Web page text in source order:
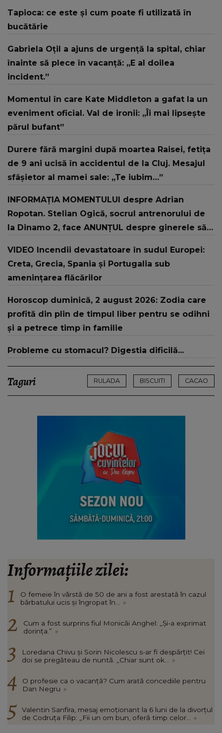
Tapioca: ce este și cum poate fi utilizată în
bucătărie
Gabriela Oțil a ajuns de urgență la spital, chiar
înainte să plece în vacanță: „E al doilea
incident.”
Momentul în care Kate Middleton a gafat la un
eveniment oficial. Val de ironii: „Îi mai lipsește
părul bufant”
Durere fără margini după moartea Raisei, fetița
de 9 ani ucisă în accidentul de la Cluj. Mesajul
sfâșietor al mamei sale: „Te iubim…”
INFORMAȚIA MOMENTULUI despre Adrian
Ropotan. Stelian Ogică, socrul antrenorului de
la Dinamo 2, face ANUNȚUL despre ginerele său:
VIDEO Incendii devastatoare în sudul Europei:
Creta, Grecia, Spania și Portugalia sub
amenințarea flăcărilor
Horoscop duminică, 2 august 2026: Zodia care
profită din plin de timpul liber pentru se odihni
și a petrece timp în familie
Probleme cu stomacul? Digestia dificilă...
Taguri RULADA BISCUITI CACAO
Informațiile zilei:
O femeie în vârstă de 50 de ani a fost arestată în cazul
bărbatului ucis și îngropat în...
»
Cum a fost surprins fiul Monicăi Anghel: „Și-a exprimat
dorința.” »
Loredana Chivu și Sorin Nicolescu s-ar fi despărțit! Cei
doi se pregăteau de nuntă. „Chiar sunt ok...
»
O profesie ca o vacanță? Cum arată concediile pentru
Dan Negru »
Valentin Sanfira, mesaj emoționant la 6 luni de la divorțul
de Codruța Filip: „Fii un om bun, oferă timp celor...
»